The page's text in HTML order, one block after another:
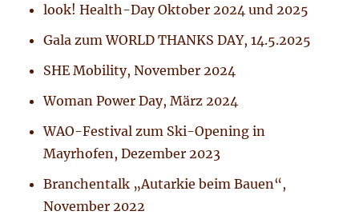
look! Health-Day Oktober 2024 und 2025
Gala zum WORLD THANKS DAY, 14.5.2025
SHE Mobility, November 2024
Woman Power Day, März 2024
WAO-Festival zum Ski-Opening in
Mayrhofen, Dezember 2023
Branchentalk „Autarkie beim Bauen“,
November 2022